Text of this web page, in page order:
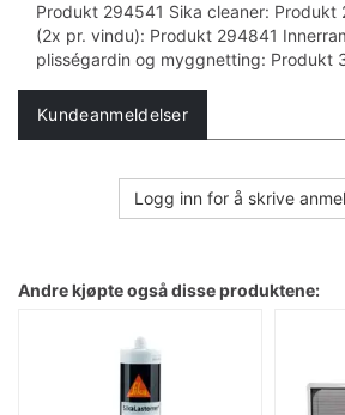
Produkt 294541 Sika cleaner: Produkt
(2x pr. vindu): Produkt 294841
plisségardin og myggnetting: Produkt
Kundeanmeldelser
Logg inn for å skrive
Andre kjøpte også disse produktene: